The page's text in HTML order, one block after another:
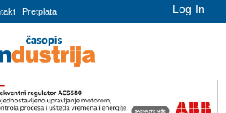
Log In
Pretplata